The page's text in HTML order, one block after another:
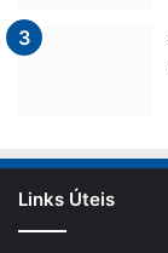
Links Úteis